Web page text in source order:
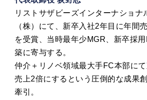
リストサザビーズインターナショナ
（株）にて、新卒入社2年目に年間
を受賞、当時最年少MGR、新卒採
築に寄与する。
仲介＋リノベ領域最大手FC本部に
売上2倍にするという圧倒的な成果
牽引。